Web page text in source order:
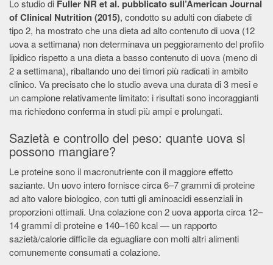
Lo studio di Fuller NR et al. pubblicato sull’American Journal
of Clinical Nutrition (2015), condotto su adulti con diabete di
tipo 2, ha mostrato che una dieta ad alto contenuto di uova (12
uova a settimana) non determinava un peggioramento del profilo
lipidico rispetto a una dieta a basso contenuto di uova (meno di
2 a settimana), ribaltando uno dei timori più radicati in ambito
clinico. Va precisato che lo studio aveva una durata di 3 mesi e
un campione relativamente limitato: i risultati sono incoraggianti
ma richiedono conferma in studi più ampi e prolungati.
Sazietà e controllo del peso: quante uova si
possono mangiare?
Le proteine sono il macronutriente con il maggiore effetto
saziante. Un uovo intero fornisce circa 6–7 grammi di proteine
ad alto valore biologico, con tutti gli aminoacidi essenziali in
proporzioni ottimali. Una colazione con 2 uova apporta circa 12–
14 grammi di proteine e 140–160 kcal — un rapporto
sazietà/calorie difficile da eguagliare con molti altri alimenti
comunemente consumati a colazione.